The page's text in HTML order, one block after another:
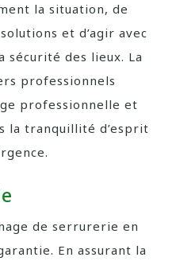
la situation, de
et d’agir avec
des lieux. La
professionnels
professionnelle et
la tranquillité d’esprit
de serrurerie en
En assurant la